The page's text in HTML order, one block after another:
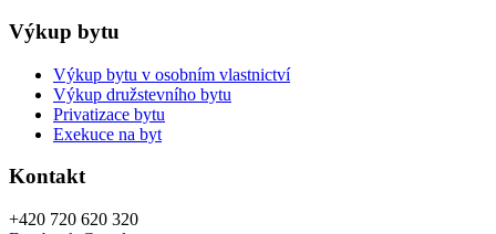
Výkup bytu
Výkup bytu v osobním vlastnictví
Výkup družstevního bytu
Privatizace bytu
Exekuce na byt
Kontakt
+420 720 620 320